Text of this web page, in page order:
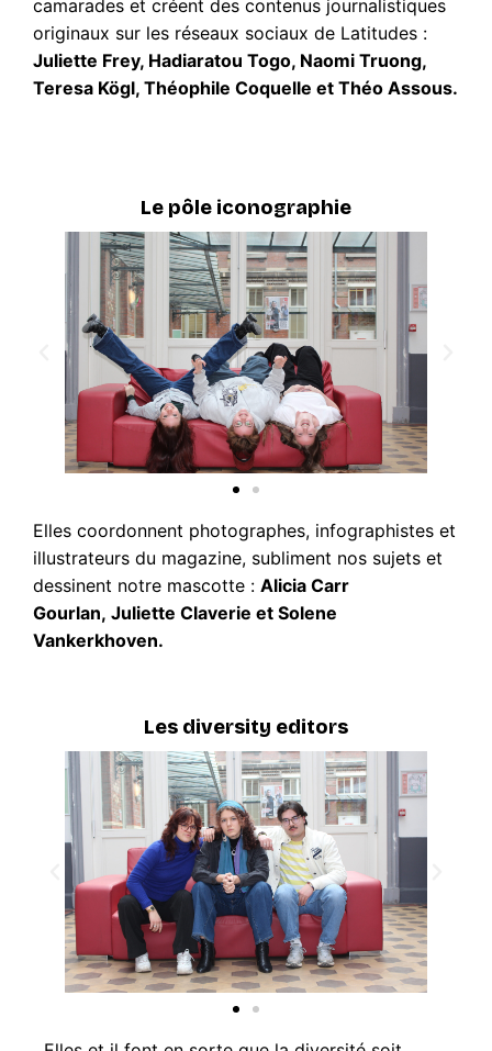
camarades et créent des contenus journalistiques
originaux sur les réseaux sociaux de Latitudes :
Juliette Frey, Hadiaratou Togo, Naomi Truong,
Teresa Kögl, Théophile Coquelle et Théo Assous.
Le pôle iconographie
Elles coordonnent photographes, infographistes et
illustrateurs du magazine, subliment nos sujets et
dessinent notre mascotte : Alicia Carr
Gourlan, Juliette Claverie et Solene
Vankerkhoven.
Les diversity editors